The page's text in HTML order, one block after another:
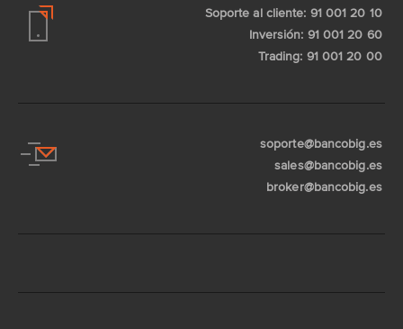
Soporte al cliente: 91 001 20 10
Inversión: 91 001 20 60
Trading: 91 001 20 00
soporte@bancobig.es
sales@bancobig.es
broker@bancobig.es